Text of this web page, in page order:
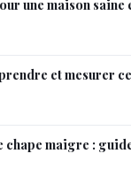
une maison saine
et mesurer
chape maigre :